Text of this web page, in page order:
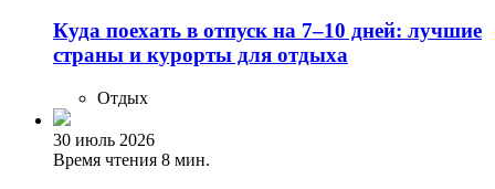
Куда поехать в отпуск на 7–10 дней: лучшие
страны и курорты для отдыха
Отдых
30 июль 2026
Время чтения 8 мин.